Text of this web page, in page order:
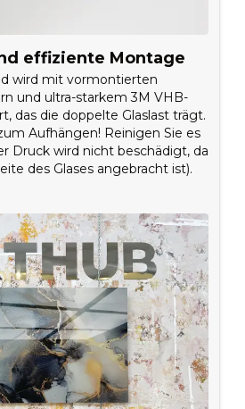
effiziente Montage
wird mit vormontierten
und ultra-starkem 3M VHB-
das die doppelte Glaslast trägt.
Aufhängen! Reinigen Sie es
Druck wird nicht beschädigt, da
des Glases angebracht ist).